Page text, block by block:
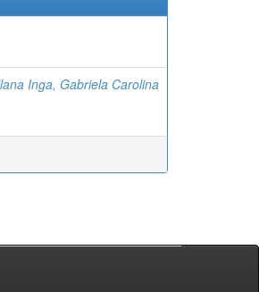
Inga, Gabriela Carolina